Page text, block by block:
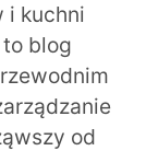
i kuchni
blog
od